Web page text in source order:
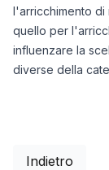
l'arricchimento di
quello per
influenzare la
diverse della
Indietro